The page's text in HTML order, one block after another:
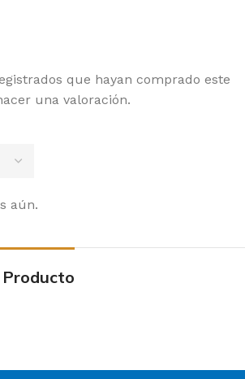
aún.
que hayan comprado este
una valoración.
Producto